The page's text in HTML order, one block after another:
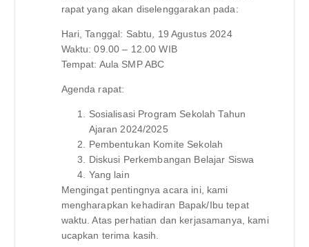
rapat yang akan diselenggarakan pada:
Hari, Tanggal: Sabtu, 19 Agustus 2024
Waktu: 09.00 – 12.00 WIB
Tempat: Aula SMP ABC
Agenda rapat:
Sosialisasi Program Sekolah Tahun
Ajaran 2024/2025
Pembentukan Komite Sekolah
Diskusi Perkembangan Belajar Siswa
Yang lain
Mengingat pentingnya acara ini, kami
mengharapkan kehadiran Bapak/Ibu tepat
waktu. Atas perhatian dan kerjasamanya, kami
ucapkan terima kasih.